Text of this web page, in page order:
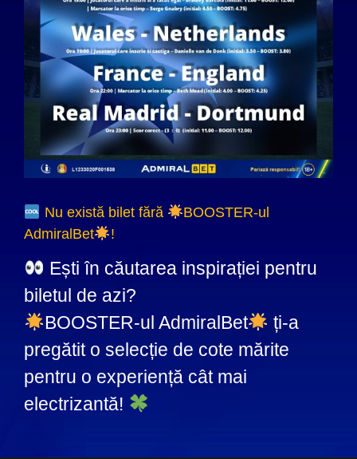
Nu există bilet fără
BOOSTER-ul
AdmiralBet
!
Ești în căutarea inspirației pentru
biletul de azi?
BOOSTER-ul AdmiralBet
ți-a
pregătit o selecție de cote mărite
pentru o experiență cât mai
electrizantă!